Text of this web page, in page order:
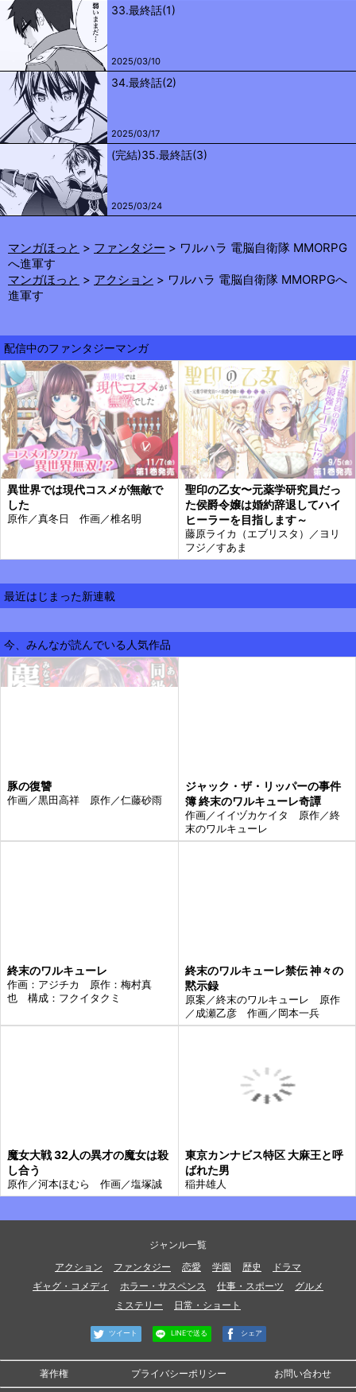
33.最終話(1)
2025/03/10
34.最終話(2)
2025/03/17
(完結)35.最終話(3)
2025/03/24
マンガほっと ファンタジー
ワルハラ 電脳自衛隊 MMORPG
へ進軍す
マンガほっと
アクション
ワルハラ 電脳自衛隊 MMORPGへ
進軍す
配信中のファンタジーマンガ
異世界では現代コスメが無敵で
した
原作／真冬日 作画／椎名明
聖印の乙女〜元薬学研究員だっ
た侯爵令嬢は婚約辞退してハイ
ヒーラーを目指します～
藤原ライカ（エブリスタ）／ヨリ
フジ／すあま
最近はじまった新連載
今、みんなが読んでいる人気作品
豚の復讐
作画／黒田高祥 原作／仁藤砂雨
ジャック・ザ・リッパーの事件
簿 終末のワルキューレ奇譚
作画／イイヅカケイタ 原作／終
末のワルキューレ
終末のワルキューレ
作画：アジチカ 原作：梅村真
也 構成：フクイタクミ
終末のワルキューレ禁伝 神々の
黙示録
原案／終末のワルキューレ 原作
／成瀬乙彦 作画／岡本一兵
魔女大戦 32人の異才の魔女は殺
し合う
原作／河本ほむら 作画／塩塚誠
東京カンナビス特区 大麻王と呼
ばれた男
稲井雄人
ジャンル一覧
アクション
ファンタジー 恋愛 学園 歴史
ドラマ
ギャグ・コメディ
ホラー・サスペンス 仕事・スポーツ
グルメ
ミステリー
日常・ショート
ツイート LINEで送る シェア
著作権 プライバシーポリシー お問い合わせ